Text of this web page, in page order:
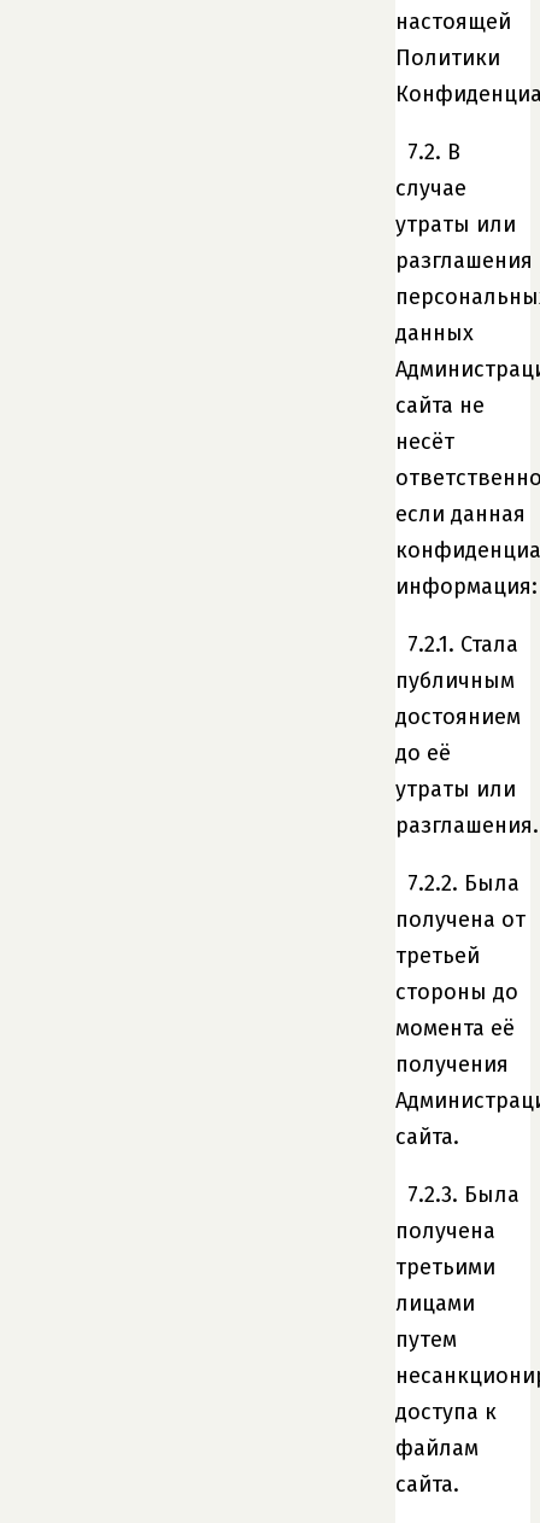
настоящей
Политики
7.2. В
случае
утраты или
разглашения
данных
сайта не
несёт
если данная
информация:
7.2.1. Стала
публичным
достоянием
до её
утраты или
разглашения.
7.2.2. Была
получена от
третьей
стороны до
момента её
получения
сайта.
7.2.3. Была
получена
третьими
лицами
путем
доступа к
файлам
сайта.